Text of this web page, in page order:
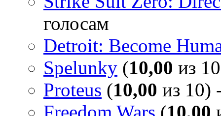
голосам
Detroit: Become
Spelunky (10,00 из
Proteus (10,00 из 10)
Freedom Wars (10,00